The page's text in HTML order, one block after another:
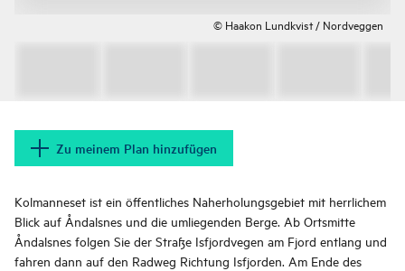
© Haakon Lundkvist / Nordveggen
Zu meinem Plan hinzufügen
Kolmanneset ist ein öffentliches Naherholungsgebiet mit herrlichem
Blick auf Åndalsnes und die umliegenden Berge. Ab Ortsmitte
Åndalsnes folgen Sie der Straße Isfjordvegen am Fjord entlang und
fahren dann auf den Radweg Richtung Isfjorden. Am Ende des